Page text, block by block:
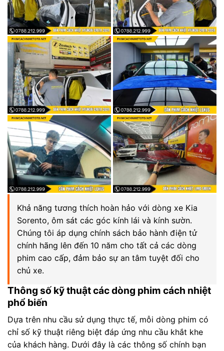
Khả năng tương thích hoàn hảo với dòng xe Kia
Sorento, ôm sát các góc kính lái và kính sườn.
Chúng tôi áp dụng chính sách bảo hành điện tử
chính hãng lên đến 10 năm cho tất cả các dòng
phim cao cấp, đảm bảo sự an tâm tuyệt đối cho
chủ xe.
Thông số kỹ thuật các dòng phim cách nhiệt
phổ biến
Dựa trên nhu cầu sử dụng thực tế, mỗi dòng phim có
chỉ số kỹ thuật riêng biệt đáp ứng nhu cầu khắt khe
của khách hàng. Dưới đây là các thông số chính bạn